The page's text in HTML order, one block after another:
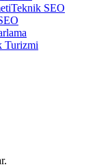
Teknik SEO
Turizmi